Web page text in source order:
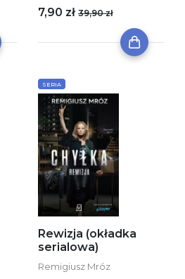
7,90 zł 39,90 zł
SERIA
Rewizja (okładka
serialowa)
Remigiusz Mróz